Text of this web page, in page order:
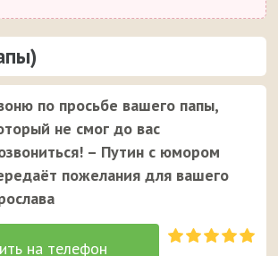
по просьбе вашего папы,
не смог до вас
– Путин с юмором
пожелания для вашего